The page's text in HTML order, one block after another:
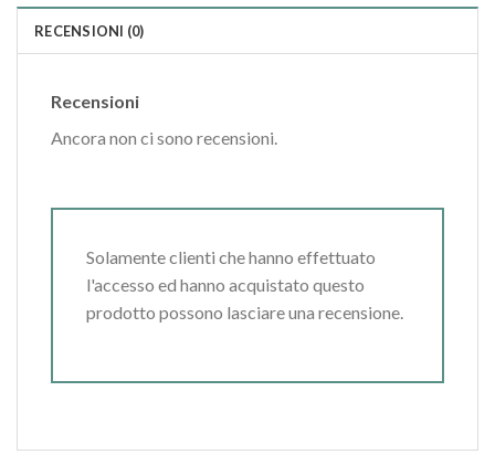
RECENSIONI (0)
Recensioni
Ancora non ci sono recensioni.
Solamente clienti che hanno effettuato
l'accesso ed hanno acquistato questo
prodotto possono lasciare una recensione.